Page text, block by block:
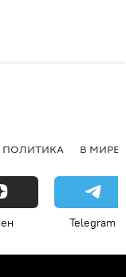
ПОЛИТИКА В МИРЕ
Telegram